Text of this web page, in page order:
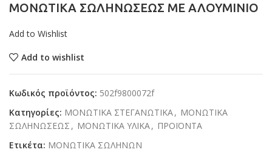
ΜΟΝΩΤΙΚΑ ΣΩΛΗΝΩΣΕΩΣ ΜΕ ΑΛΟΥΜΙΝΙΟ
Add to Wishlist
Add to wishlist
Κωδικός προϊόντος: 502f9800072f
Κατηγορίες: ΜΟΝΩΤΙΚΑ ΣΤΕΓΑΝΩΤΙΚΑ, ΜΟΝΩΤΙΚΑ
ΣΩΛΗΝΩΣΕΩΣ , ΜΟΝΩΤΙΚΑ ΥΛΙΚΑ, ΠΡΟΪΟΝΤΑ
Ετικέτα: ΜΟΝΩΤΙΚΑ ΣΩΛΗΝΩΝ